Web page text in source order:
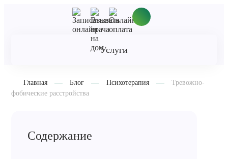
Услуги
Главная Блог Психотерапия
Тревожно-
фобические расстройства
Содержание